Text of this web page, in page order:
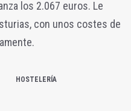
los 2.067 euros. Le
con unos costes de
HOSTELERÍA